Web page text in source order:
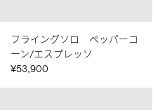
フライングソロ ペッパーコ
ーン/エスプレッソ
¥53,900